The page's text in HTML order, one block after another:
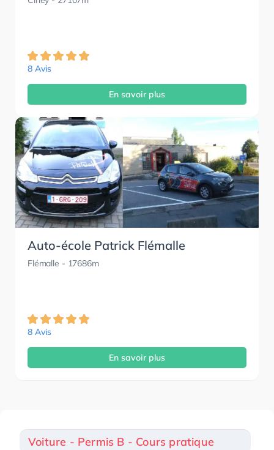
8 Avis
En savoir plus
Auto-école Patrick Flémalle
Flémalle - 17686m
8 Avis
En savoir plus
Voiture - Permis B - Cours pratique